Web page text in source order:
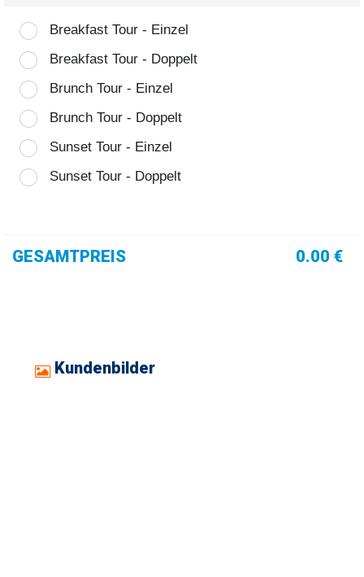
Breakfast Tour - Einzel
Breakfast Tour - Doppelt
Brunch Tour - Einzel
Brunch Tour - Doppelt
Sunset Tour - Einzel
Sunset Tour - Doppelt
GESAMTPREIS 0.00 €
Kundenbilder